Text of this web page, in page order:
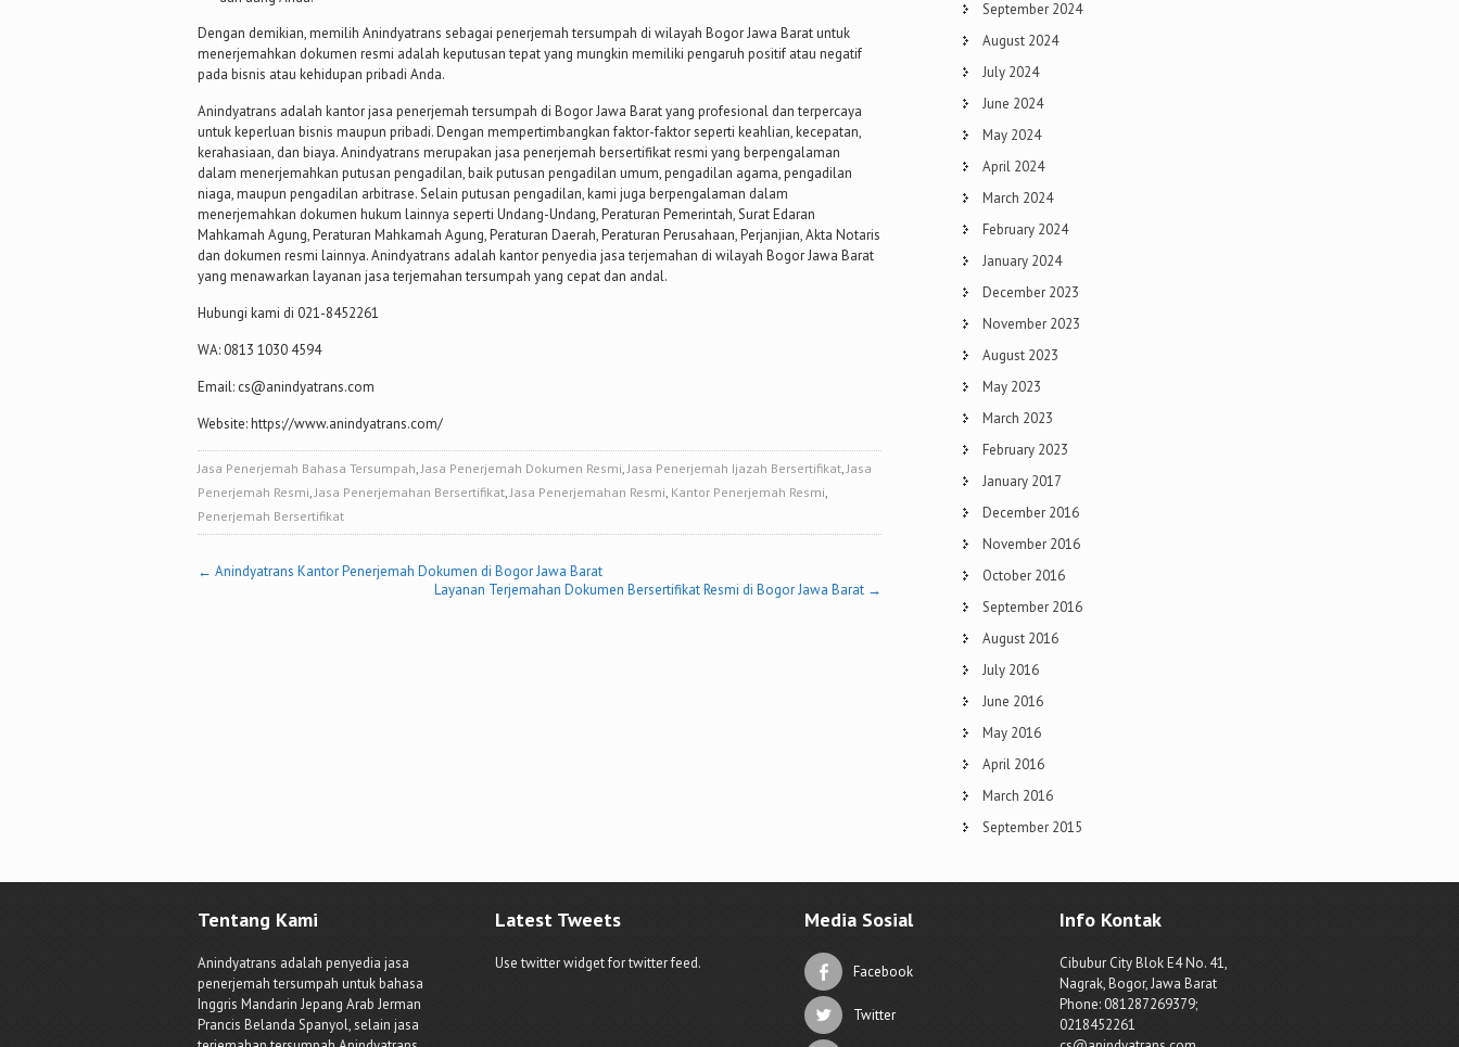
Dengan demikian, memilih Anindyatrans sebagai penerjemah tersumpah di wilayah Bogor Jawa Barat untuk
menerjemahkan dokumen resmi adalah keputusan tepat yang mungkin memiliki pengaruh positif atau negatif
pada bisnis atau kehidupan pribadi Anda.
Anindyatrans adalah kantor jasa penerjemah tersumpah di Bogor Jawa Barat yang profesional dan terpercaya
untuk keperluan bisnis maupun pribadi. Dengan mempertimbangkan faktor-faktor seperti keahlian, kecepatan,
kerahasiaan, dan biaya. Anindyatrans merupakan jasa penerjemah bersertifikat resmi yang berpengalaman
dalam menerjemahkan putusan pengadilan, baik putusan pengadilan umum, pengadilan agama, pengadilan
niaga, maupun pengadilan arbitrase. Selain putusan pengadilan, kami juga berpengalaman dalam
menerjemahkan dokumen hukum lainnya seperti Undang-Undang, Peraturan Pemerintah, Surat Edaran
Mahkamah Agung, Peraturan Mahkamah Agung, Peraturan Daerah, Peraturan Perusahaan, Perjanjian, Akta Notaris
dan dokumen resmi lainnya. Anindyatrans adalah kantor penyedia jasa terjemahan di wilayah Bogor Jawa Barat
yang menawarkan layanan jasa terjemahan tersumpah yang cepat dan andal.
Hubungi kami di 021-8452261
WA: 0813 1030 4594
Email: cs@anindyatrans.com
Website: https://www.anindyatrans.com/
Jasa Penerjemah Bahasa Tersumpah,Jasa Penerjemah Dokumen Resmi,Jasa Penerjemah Ijazah Bersertifikat,Jasa
Penerjemah Resmi,Jasa Penerjemahan Bersertifikat,Jasa Penerjemahan Resmi, Kantor Penerjemah Resmi,
Penerjemah Bersertifikat
Post
← Anindyatrans Kantor Penerjemah Dokumen di Bogor Jawa Barat
Layanan Terjemahan Dokumen Bersertifikat Resmi di Bogor Jawa Barat →
September 2024
August 2024
July 2024
June 2024
May 2024
April 2024
March 2024
February 2024
January 2024
December 2023
November 2023
August 2023
May 2023
March 2023
February 2023
January 2017
December 2016
November 2016
October 2016
September 2016
August 2016
July 2016
June 2016
May 2016
April 2016
March 2016
September 2015
Tentang Kami
Anindyatrans adalah penyedia jasa
penerjemah tersumpah untuk bahasa
Inggris Mandarin Jepang Arab Jerman
Prancis Belanda Spanyol, selain jasa
Latest Tweets
Use twitter widget for twitter feed.
Media Sosial
Facebook
Twitter
Info Kontak
Cibubur City Blok E4 No. 41,
Nagrak, Bogor, Jawa Barat
Phone: 081287269379;
0218452261